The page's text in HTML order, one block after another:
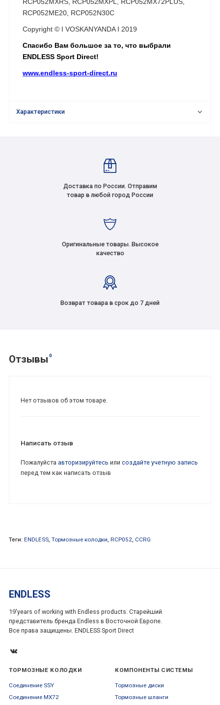
RCP052ME20, RCP052N30C
Copyright © I VOSKANYANDA I 2019
Спасибо Вам большое за то, что выбрали
ENDLESS Sport Direct!
www.endless-sport-direct.ru
Характеристики
Доставка по России. Отправим
товар в любой город России
Оригинальные товары. Высокое
качество
Возврат товара в срок до 7 дней
Отзывы 0
Нет отзывов об этом товаре.
Написать отзыв
Пожалуйста авторизируйтесь или создайте учетную запись
перед тем как написать отзыв
Теги: ENDLESS, Тормозные колодки, RCP052, CCRG
ENDLESS
19'years of working with Endless products. Старейший
представитель бренда Endless в Восточной Европе.
Все права защищены. ENDLESS Sport Direct
ТОРМОЗНЫЕ КОЛОДКИ
Соединение SSY
Соединение MX72
КОМПОНЕНТЫ СИСТЕМЫ
Тормозные диски
Тормозные шланги